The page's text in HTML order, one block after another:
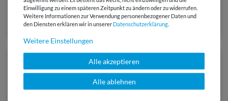
Bio Jersey - HHL Southern
Ease Woven Light Grün
Bio Jersey - HHL Southern
Ease Woven Light Rot
Einwilligung zu einem späteren Zeitpunkt zu ändern oder zu widerrufen.
Weitere Informationen zur Verwendung personenbezogener Daten und
den Diensten erklären wir in unserer Daten­schutz­erklärung
Weitere Einstellungen
Alle akzeptieren
Alle ablehnen